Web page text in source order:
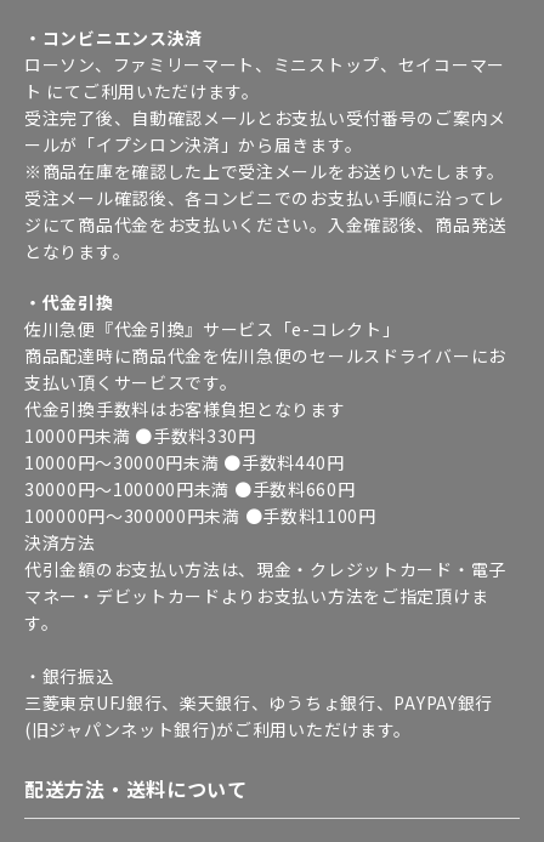
・コンビニエンス決済
ローソン、ファミリーマート、ミニストップ、セイコーマー
ト にてご利用いただけます。
受注完了後、自動確認メールとお支払い受付番号のご案内メ
ールが「イプシロン決済」から届きます。
※商品在庫を確認した上で受注メールをお送りいたします。
受注メール確認後、各コンビニでのお支払い手順に沿ってレ
ジにて商品代金をお支払いください。入金確認後、商品発送
となります。
・代金引換
佐川急便『代金引換』サービス「e-コレクト」
商品配達時に商品代金を佐川急便のセールスドライバーにお
支払い頂くサービスです。
代金引換手数料はお客様負担となります
10000円未満 ●手数料330円
10000円～30000円未満 ●手数料440円
30000円～100000円未満 ●手数料660円
100000円～300000円未満 ●手数料1100円
決済方法
代引金額のお支払い方法は、現金・クレジットカード・電子
マネー・デビットカードよりお支払い方法をご指定頂けま
す。
・銀行振込
三菱東京UFJ銀行、楽天銀行、ゆうちょ銀行、PAYPAY銀行
(旧ジャパンネット銀行)がご利用いただけます。
配送方法・送料について